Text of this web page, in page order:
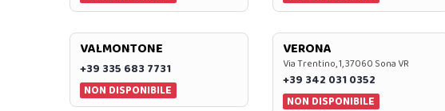
VALMONTONE
+39 335 683 7731
NON DISPONIBILE
VERONA
Via Trentino, 1, 37060 Sona VR
+39 342 031 0352
NON DISPONIBILE